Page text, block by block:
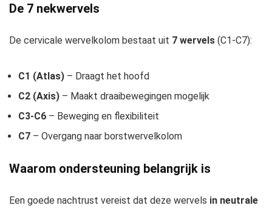
De 7 nekwervels
De cervicale wervelkolom bestaat uit 7 wervels (C1-C7):
C1 (Atlas) – Draagt het hoofd
C2 (Axis) – Maakt draaibewegingen mogelijk
C3-C6 – Beweging en flexibiliteit
C7 – Overgang naar borstwervelkolom
Waarom ondersteuning belangrijk is
Een goede nachtrust vereist dat deze wervels in neutrale